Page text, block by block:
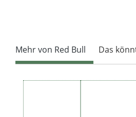
Mehr von Red Bull Das
Produktgalerie überspringen